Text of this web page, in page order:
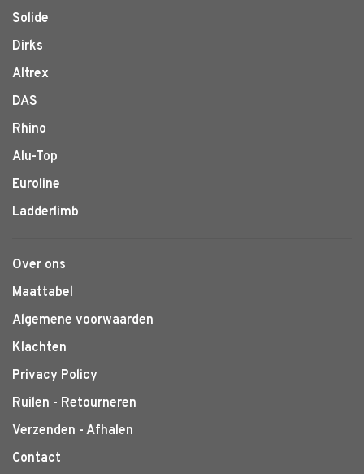
Solide
Dirks
Altrex
DAS
Rhino
Alu-Top
Euroline
Ladderlimb
Over ons
Maattabel
Algemene voorwaarden
Klachten
Privacy Policy
Ruilen - Retourneren
Verzenden - Afhalen
Contact